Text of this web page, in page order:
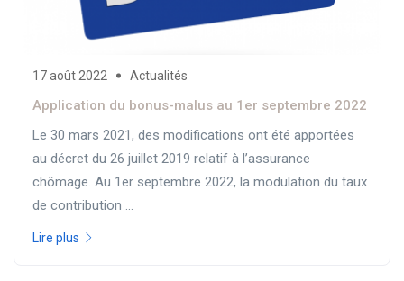
17 août 2022 Actualités
Application du bonus-malus au 1er septembre 2022
Le 30 mars 2021, des modifications ont été apportées
au décret du 26 juillet 2019 relatif à l’assurance
chômage. Au 1er septembre 2022, la modulation du taux
de contribution ...
Lire plus